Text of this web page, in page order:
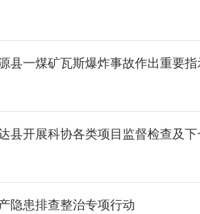
县一煤矿瓦斯爆炸事故作出重要指
县开展科协各类项目监督检查及
隐患排查整治专项行动